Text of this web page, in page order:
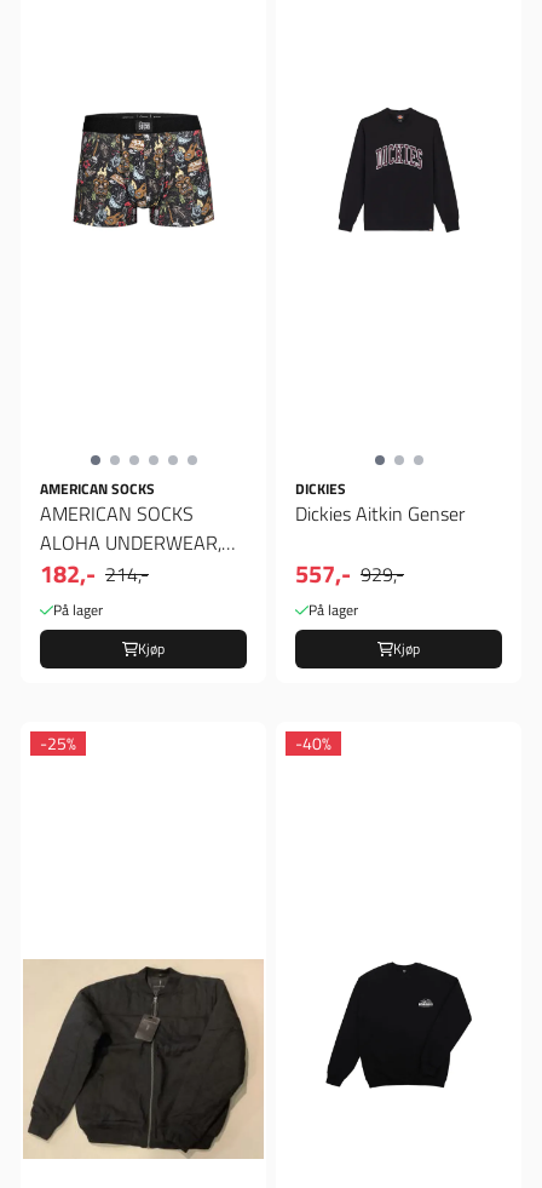
AMERICAN SOCKS
AMERICAN SOCKS
ALOHA UNDERWEAR,
Undertøy
182,- 214,-
På lager
Kjøp
DICKIES
Dickies Aitkin Genser
557,- 929,-
På lager
Kjøp
-25% -40%